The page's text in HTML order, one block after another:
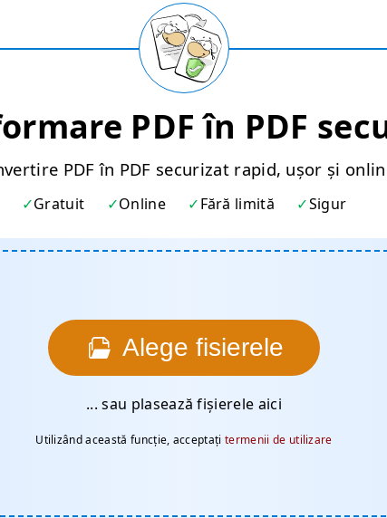
PDF în PDF
PDF în PDF securizat rapid, ușor și
Gratuit Online Fără limită Sigur
Alege fisierele
... sau plasează fișierele aici
Utilizând această funcție, acceptațitermenii de utilizare